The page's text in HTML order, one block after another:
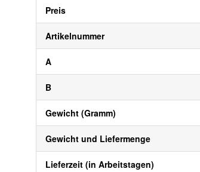
Informationen
Preis
Artikelnummer
A
B
Gewicht (Gramm)
Gewicht und Liefermenge
Lieferzeit (in Arbeitstagen)